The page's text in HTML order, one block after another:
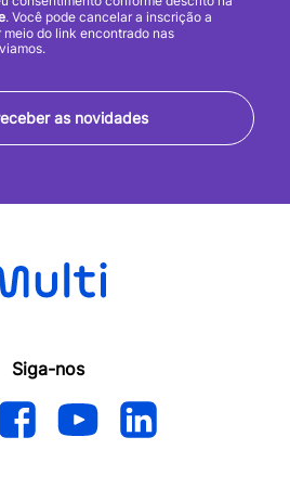
as novidades
. Você pode cancelar a inscrição a
do link encontrado nas
Siga-nos